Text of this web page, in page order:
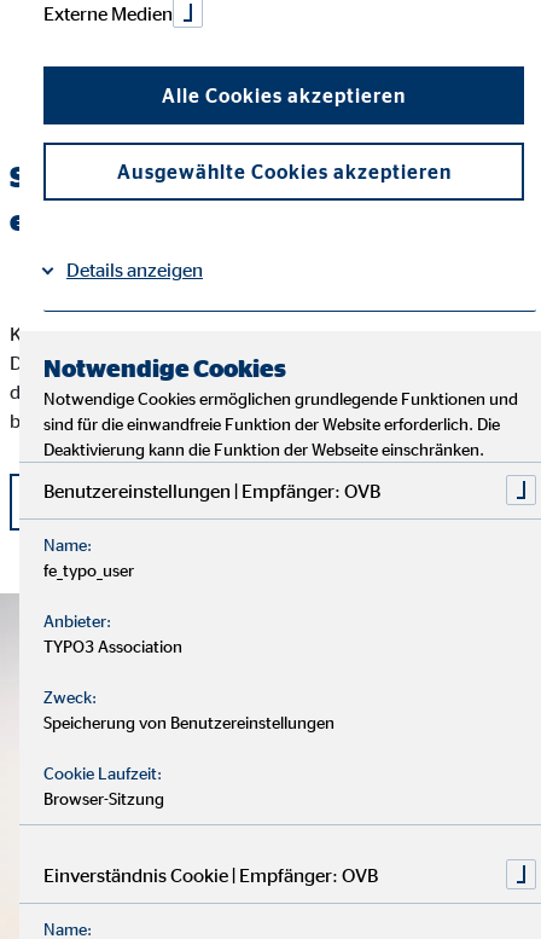
Starte deine Baufinanzierung mit
einem Klick!
Klick einfach auf den Button "Baufinanzierung anfragen".
Damit kannst du uns per E-Mail einen ersten Eindruck von
deinem Vorhaben schicken. Sag uns, was du als Nächstes
brauchst, und wir helfen dir so schnell wie möglich.
Jetzt kontaktieren
Externe Medien
Alle Cookies akzeptieren
Ausgewählte Cookies akzeptieren
Details anzeigen
Notwendige Cookies
Notwendige Cookies ermöglichen grundlegende Funktionen und
sind für die einwandfreie Funktion der Website erforderlich. Die
Deaktivierung kann die Funktion der Webseite einschränken.
Benutzereinstellungen | Empfänger: OVB
Name:
fe_typo_user
Anbieter:
TYPO3 Association
Zweck:
Speicherung von Benutzereinstellungen
Cookie Laufzeit:
Browser-Sitzung
Einverständnis Cookie | Empfänger: OVB
Name: